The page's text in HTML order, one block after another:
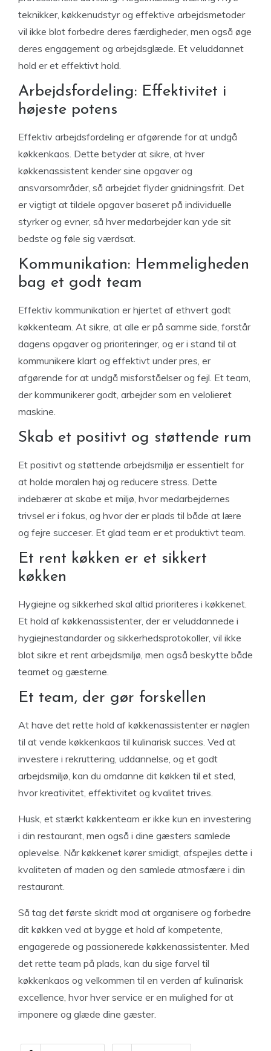
teknikker, køkkenudstyr og effektive arbejdsmetoder
vil ikke blot forbedre deres færdigheder, men også øge
deres engagement og arbejdsglæde. Et veluddannet
hold er et effektivt hold.
Arbejdsfordeling: Effektivitet i
højeste potens
Effektiv arbejdsfordeling er afgørende for at undgå
køkkenkaos. Dette betyder at sikre, at hver
køkkenassistent kender sine opgaver og
ansvarsområder, så arbejdet flyder gnidningsfrit. Det
er vigtigt at tildele opgaver baseret på individuelle
styrker og evner, så hver medarbejder kan yde sit
bedste og føle sig værdsat.
Kommunikation: Hemmeligheden
bag et godt team
Effektiv kommunikation er hjertet af ethvert godt
køkkenteam. At sikre, at alle er på samme side, forstår
dagens opgaver og prioriteringer, og er i stand til at
kommunikere klart og effektivt under pres, er
afgørende for at undgå misforståelser og fejl. Et team,
der kommunikerer godt, arbejder som en velolieret
maskine.
Skab et positivt og støttende rum
Et positivt og støttende arbejdsmiljø er essentielt for
at holde moralen høj og reducere stress. Dette
indebærer at skabe et miljø, hvor medarbejdernes
trivsel er i fokus, og hvor der er plads til både at lære
og fejre succeser. Et glad team er et produktivt team.
Et rent køkken er et sikkert
køkken
Hygiejne og sikkerhed skal altid prioriteres i køkkenet.
Et hold af køkkenassistenter, der er veluddannede i
hygiejnestandarder og sikkerhedsprotokoller, vil ikke
blot sikre et rent arbejdsmiljø, men også beskytte både
teamet og gæsterne.
Et team, der gør forskellen
At have det rette hold af køkkenassistenter er nøglen
til at vende køkkenkaos til kulinarisk succes. Ved at
investere i rekruttering, uddannelse, og et godt
arbejdsmiljø, kan du omdanne dit køkken til et sted,
hvor kreativitet, effektivitet og kvalitet trives.
Husk, et stærkt køkkenteam er ikke kun en investering
i din restaurant, men også i dine gæsters samlede
oplevelse. Når køkkenet kører smidigt, afspejles dette i
kvaliteten af maden og den samlede atmosfære i din
restaurant.
Så tag det første skridt mod at organisere og forbedre
dit køkken ved at bygge et hold af kompetente,
engagerede og passionerede køkkenassistenter. Med
det rette team på plads, kan du sige farvel til
køkkenkaos og velkommen til en verden af kulinarisk
excellence, hvor hver service er en mulighed for at
imponere og glæde dine gæster.